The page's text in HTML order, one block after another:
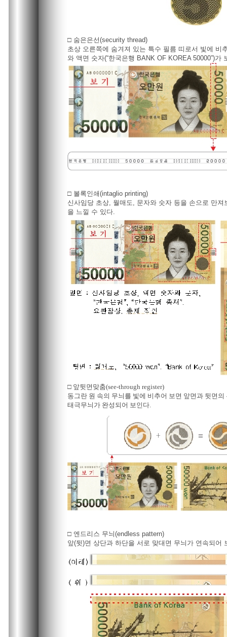
□ 숨은은선(security thread)
초상 오른쪽에 숨겨져 있는 특수 필름 띠로서 빛에 비
와 액면 숫자(“한국은행 BANK OF KOREA 50000”)가
□ 볼록인쇄(intaglio printing)
신사임당 초상, 월매도, 문자와 숫자 등을 손으로 만져
을 느낄 수 있다.
□ 앞뒷면맞춤(see-through register)
동그란 원 속의 무늬를 빛에 비추어 보면 앞면과 뒷면
태극무늬가 완성되어 보인다.
□ 엔드리스 무늬(endless pattern)
앞(뒷)면 상단과 하단을 서로 맞대면 무늬가 연속되어